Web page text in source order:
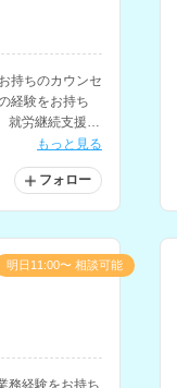
持ちのカウンセ
経験をお持ち
就労継続支援な
もっと見る
フォロー
務経験をお持ち
明日11:00〜 相談可能